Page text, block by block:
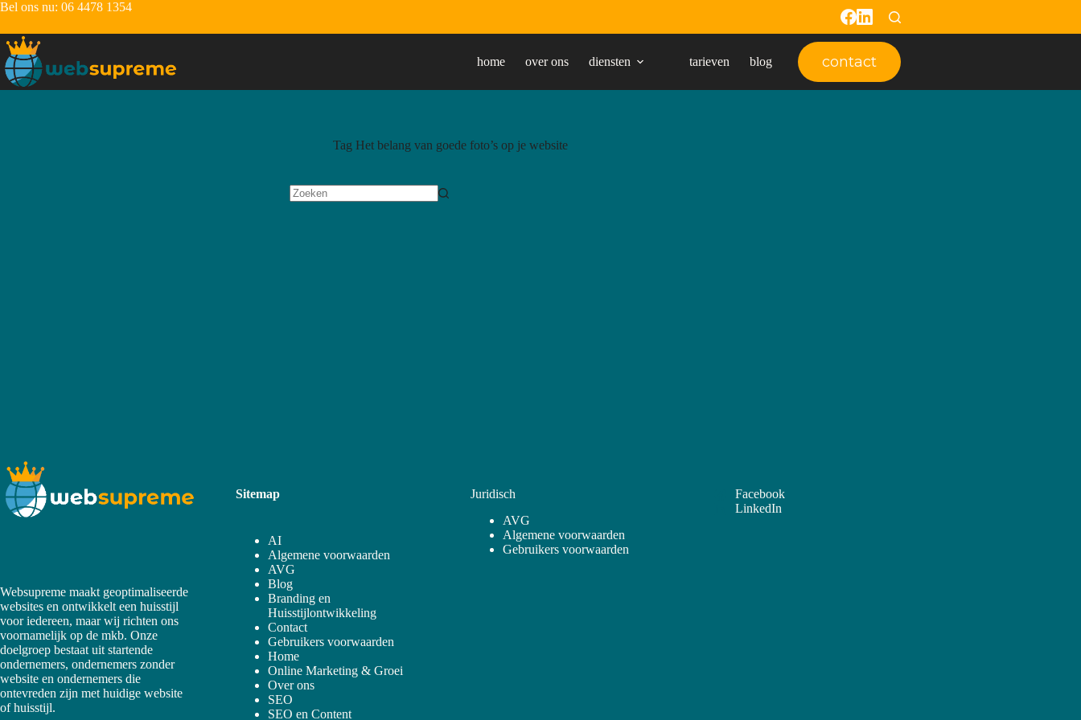
Bel ons nu: 06 4478 1354
home over ons diensten tarieven blog contact
Tag Het belang van goede foto’s op je website
Websupreme maakt geoptimaliseerde
websites en ontwikkelt een huisstijl
voor iedereen, maar wij richten ons
voornamelijk op de mkb. Onze
doelgroep bestaat uit startende
ondernemers, ondernemers zonder
website en ondernemers die
ontevreden zijn met huidige website
of huisstijl.
Sitemap
AI
Algemene voorwaarden
AVG
Blog
Branding en
Huisstijlontwikkeling
Contact
Gebruikers voorwaarden
Home
Online Marketing & Groei
Over ons
SEO
SEO en Content
Juridisch
AVG
Algemene voorwaarden
Gebruikers voorwaarden
Facebook
LinkedIn